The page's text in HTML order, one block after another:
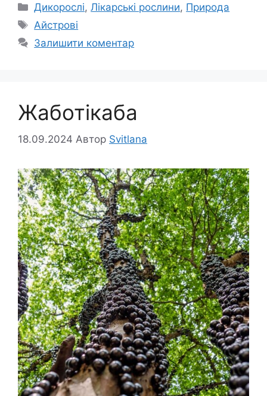
Категорії
Дикорослі,Лікарські рослини, Природа
Позначки
Айстрові
Залишити коментар
Жаботікаба
18.09.2024 Автор Svitlana